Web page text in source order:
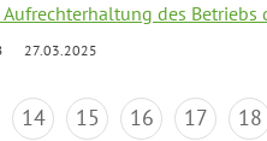
des Betriebs
27.03.2025
14 15 16 17 18